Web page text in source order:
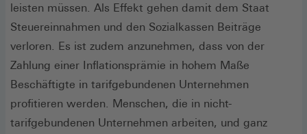
leisten müssen. Als Effekt gehen damit dem Staat
Steuereinnahmen und den Sozialkassen Beiträge
verloren. Es ist zudem anzunehmen, dass von der
Zahlung einer Inflationsprämie in hohem Maße
Beschäftigte in tarifgebundenen Unternehmen
profitieren werden. Menschen, die in nicht-
tarifgebundenen Unternehmen arbeiten, und ganz